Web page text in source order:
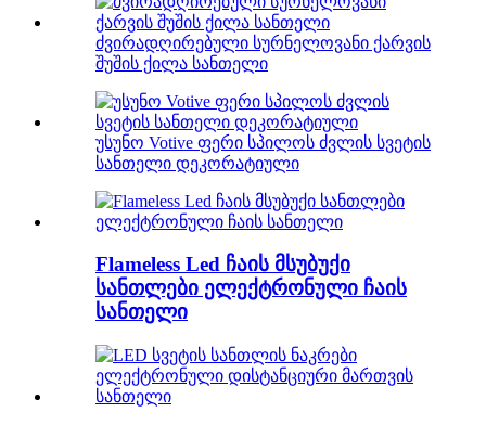
ძვირადღირებული სურნელოვანი ქარვის
შუშის ქილა სანთელი
უსუნო Votive ფერი სპილოს ძვლის სვეტის
სანთელი დეკორატიული
Flameless Led ჩაის მსუბუქი
სანთლები ელექტრონული ჩაის
სანთელი